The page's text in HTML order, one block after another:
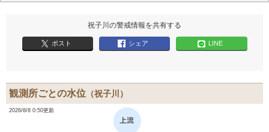
祝子川の警戒情報を共有する
ポスト シェア LINE
観測所ごとの水位 （祝子川）
2026/8/8 0:50更新